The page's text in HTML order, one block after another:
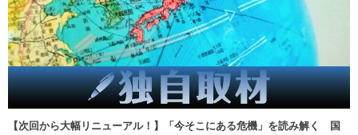
【次回から大幅リニューアル！】「今そこにある危機」を読み解く 国